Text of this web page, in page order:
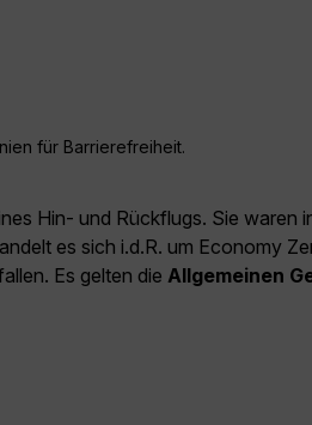
für Barrierefreiheit.
Hin- und Rückflugs. Sie
es sich i.d.R. um Economy
Es gelten die Allgemeinen